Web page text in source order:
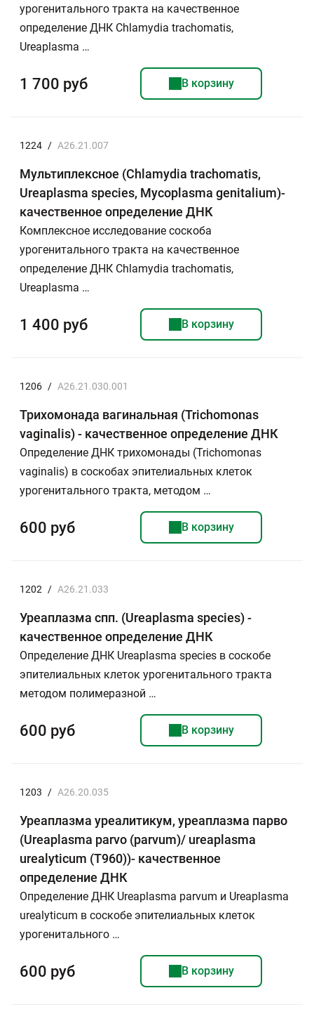
урогенитального тракта на качественное
определение ДНК Chlamydia trachomatis,
Ureaplasma …
1 700 руб В корзину
1224 / A26.21.007
Мультиплексное (Chlamydia trachomatis,
Ureaplasma species, Mycoplasma genitalium)-
качественное определение ДНК
Комплексное исследование соскоба
урогенитального тракта на качественное
определение ДНК Chlamydia trachomatis,
Ureaplasma …
1 400 руб В корзину
1206 / A26.21.030.001
Трихомонада вагинальная (Trichomonas
vaginalis) - качественное определение ДНК
Определение ДНК трихомонады (Trichomonas
vaginalis) в соскобах эпителиальных клеток
урогенитального тракта, методом …
600 руб В корзину
1202 / A26.21.033
Уреаплазма спп. (Ureaplasma species) -
качественное определение ДНК
Определение ДНК Ureaplasma species в соскобе
эпителиальных клеток урогенитального тракта
методом полимеразной …
600 руб В корзину
1203 / A26.20.035
Уреаплазма уреалитикум, уреаплазма парво
(Ureaplasma parvo (parvum)/ ureaplasma
urealyticum (T960))- качественное
определение ДНК
Определение ДНК Ureaplasma parvum и Ureaplasma
urealyticum в соскобе эпителиальных клеток
урогенитального …
600 руб В корзину